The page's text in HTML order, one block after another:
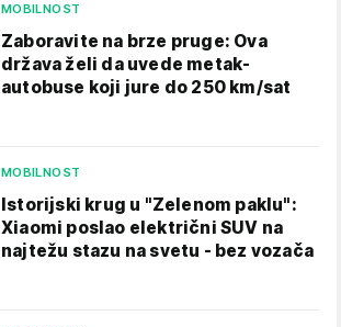
MOBILNOST
Zaboravite na brze pruge: Ova
država želi da uvede metak-
autobuse koji jure do 250 km/sat
MOBILNOST
Istorijski krug u "Zelenom paklu":
Xiaomi poslao električni SUV na
najtežu stazu na svetu - bez vozača